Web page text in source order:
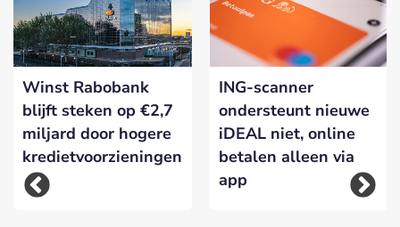
Winst Rabobank
blijft steken op €2,7
miljard door hogere
kredietvoorzieningen
ING-scanner
ondersteunt nieuwe
iDEAL niet, online
betalen alleen via
app